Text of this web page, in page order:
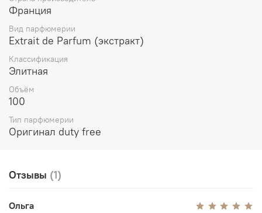
Франция
Вид парфюмерии
Extrait de Parfum (экстракт)
Классификация
Элитная
Объём
100
Тип парфюмерии
Оригинал duty free
Отзывы (1)
Ольга